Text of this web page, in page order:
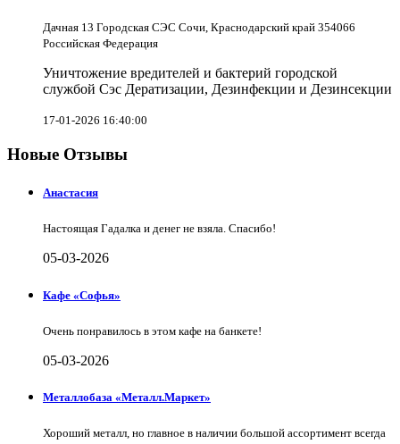
Дачная 13 Городская СЭС Сочи, Краснодарский край 354066
Российская Федерация
Уничтожение вредителей и бактерий городской
службой Сэс Дератизации, Дезинфекции и Дезинсекции
17-01-2026 16:40:00
Новые Отзывы
Анастасия
Настоящая Гадалка и денег не взяла. Спасибо!
05-03-2026
Кафе «Софья»
Очень понравилось в этом кафе на банкете!
05-03-2026
Металлобаза «Металл.Маркет»
Хороший металл, но главное в наличии большой ассортимент всегда